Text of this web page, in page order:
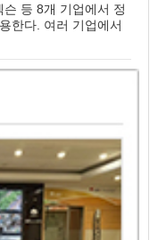
슨 등 8개 기업에서 정
한다. 여러 기업에서